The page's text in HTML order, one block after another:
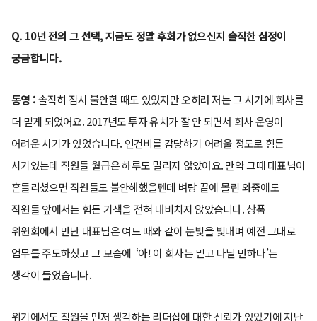
Q. 10년 전의 그 선택, 지금도 정말 후회가 없으신지 솔직한 심정이
궁금합니다.
동영 :솔직히 잠시 불안할 때도 있었지만 오히려 저는 그 시기에 회사를
더 믿게 되었어요. 2017년도 투자 유치가 잘 안 되면서 회사 운영이
어려운 시기가 있었습니다. 인건비를 감당하기 어려울 정도로 힘든
시기였는데 직원들 월급은 하루도 밀리지 않았어요. 만약 그때 대표님이
흔들리셨으면 직원들도 불안해했을텐데 벼랑 끝에 몰린 와중에도
직원들 앞에서는 힘든 기색을 전혀 내비치지 않았습니다. 상품
위원회에서 만난 대표님은 여느 때와 같이 눈빛을 빛내며 예전 그대로
업무를 주도하셨고 그 모습에 ‘아! 이 회사는 믿고 다닐 만하다’는
생각이 들었습니다.
위기에서도 직원을 먼저 생각하는 리더십에 대한 신뢰가 있었기에 지난